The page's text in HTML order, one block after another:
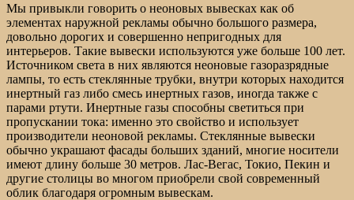
Мы привыкли говорить о неоновых вывесках как об
элементах наружной рекламы обычно большого размера,
довольно дорогих и совершенно непригодных для
интерьеров. Такие вывески используются уже больше 100 лет.
Источником света в них являются неоновые газоразрядные
лампы, то есть стеклянные трубки, внутри которых находится
инертный газ либо смесь инертных газов, иногда также с
парами ртути. Инертные газы способны светиться при
пропускании тока: именно это свойство и использует
производители неоновой рекламы. Стеклянные вывески
обычно украшают фасады больших зданий, многие носители
имеют длину больше 30 метров. Лас-Вегас, Токио, Пекин и
другие столицы во многом приобрели свой современный
облик благодаря огромным вывескам.